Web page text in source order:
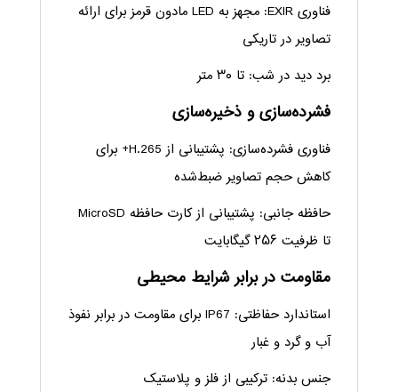
فناوری EXIR: مجهز به LED مادون قرمز برای ارائه
تصاویر در تاریکی
برد دید در شب: تا ۳۰ متر
فشرده‌سازی و ذخیره‌سازی
فناوری فشرده‌سازی: پشتیبانی از H.265+ برای
کاهش حجم تصاویر ضبط‌شده
حافظه جانبی: پشتیبانی از کارت حافظه MicroSD
تا ظرفیت ۲۵۶ گیگابایت
مقاومت در برابر شرایط محیطی
استاندارد حفاظتی: IP67 برای مقاومت در برابر نفوذ
آب و گرد و غبار
جنس بدنه: ترکیبی از فلز و پلاستیک